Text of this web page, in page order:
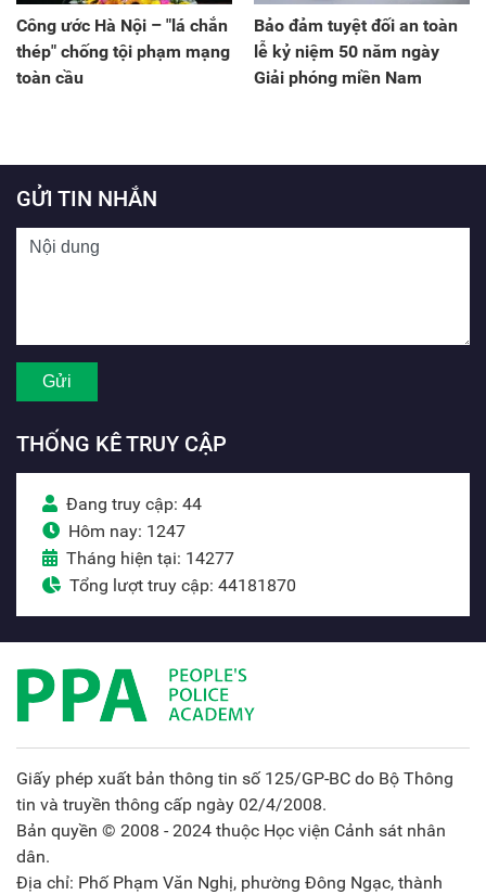
Công ước Hà Nội – "lá chắn
thép" chống tội phạm mạng
toàn cầu
Bảo đảm tuyệt đối an toàn
lễ kỷ niệm 50 năm ngày
Giải phóng miền Nam
GỬI TIN NHẮN
THỐNG KÊ TRUY CẬP
Đang truy cập: 44
Hôm nay: 1247
Tháng hiện tại: 14277
Tổng lượt truy cập: 44181870
Giấy phép xuất bản thông tin số 125/GP-BC do Bộ Thông
tin và truyền thông cấp ngày 02/4/2008.
Bản quyền © 2008 - 2024 thuộc Học viện Cảnh sát nhân
dân.
Địa chỉ: Phố Phạm Văn Nghị, phường Đông Ngạc, thành